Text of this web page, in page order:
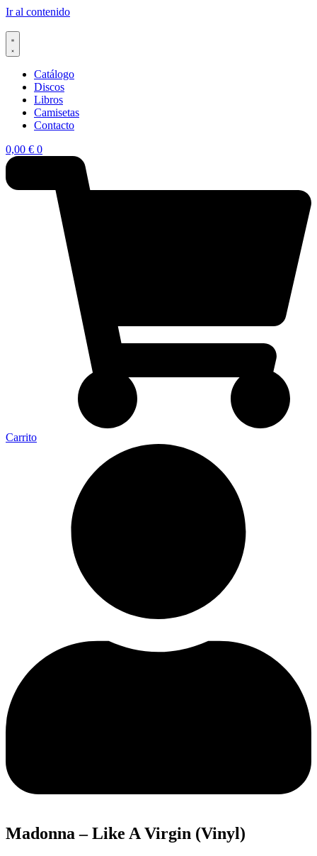
Ir al contenido
Catálogo
Discos
Libros
Camisetas
Contacto
0,00 € 0
Carrito
Madonna – Like A Virgin (Vinyl)